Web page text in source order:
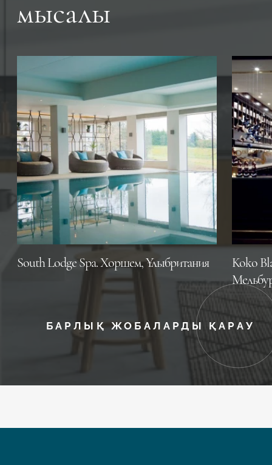
мысалы
South Lodge Spa. Хоршем, Ұлыбритания
Koko
БАРЛЫҚ ЖОБАЛАРДЫ ҚАРАУ